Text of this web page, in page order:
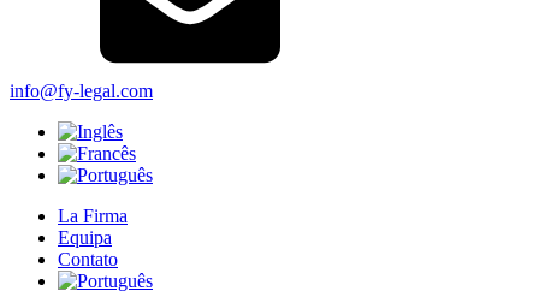
info@fy-legal.com
La Firma
Equipa
Contato